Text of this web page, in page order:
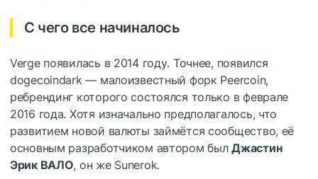
С чего все начиналось
Verge появилась в 2014 году. Точнее, появился
dogecoindark — малоизвестный форк Peercoin,
ребрендинг которого состоялся только в феврале
2016 года. Хотя изначально предполагалось, что
развитием новой валюты займётся сообщество, её
основным разработчиком автором былДжастин
Эрик ВАЛО, он же Sunerok.